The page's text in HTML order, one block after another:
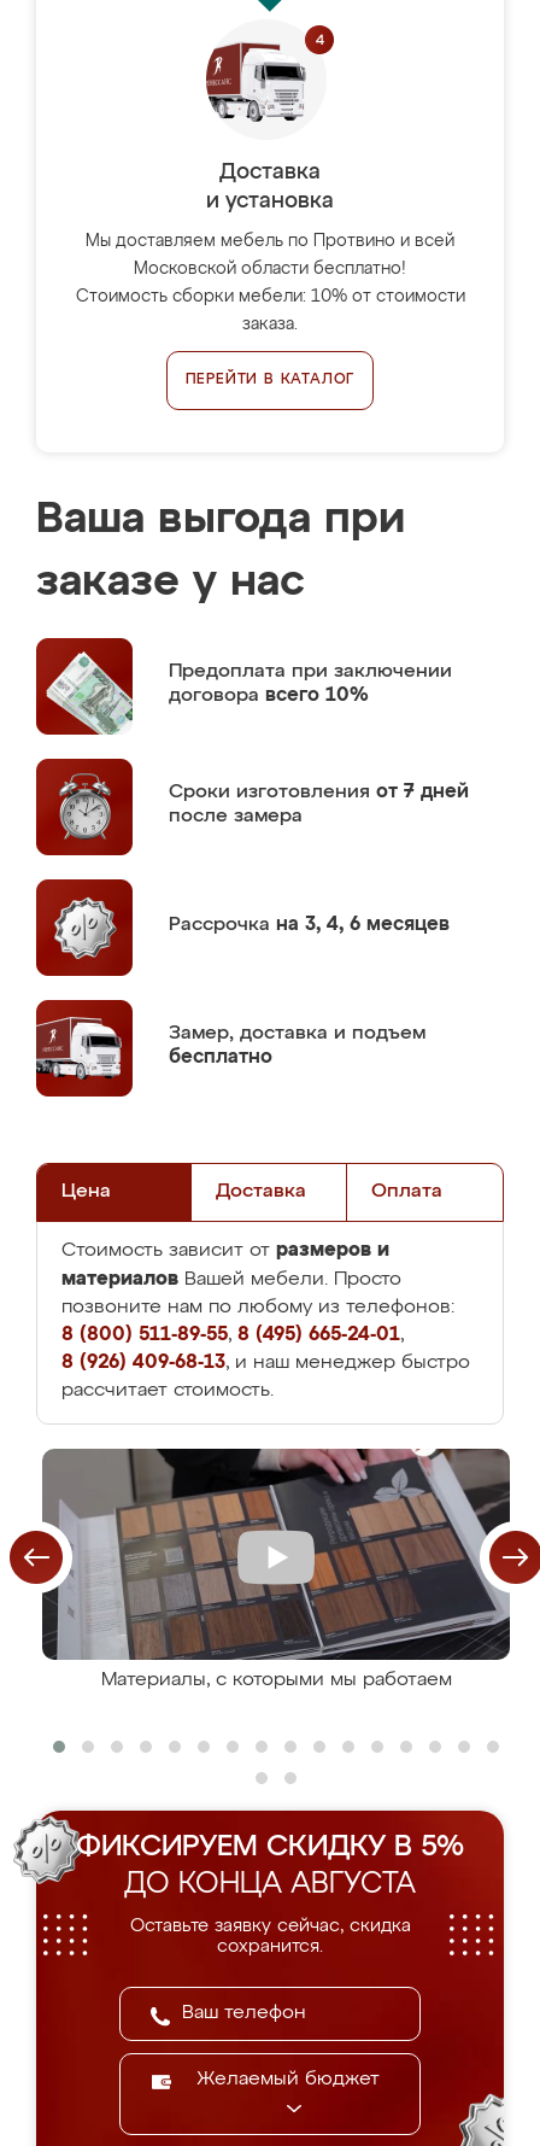
Доставка
и установка
Мы доставляем мебель по Протвино и всей
Московской области бесплатно!
Стоимость сборки мебели: 10% от стоимости
заказа.
ПЕРЕЙТИ В КАТАЛОГ
Ваша выгода при
заказе у нас
Предоплата при заключении
договора всего 10%
Сроки изготовления от 7 дней
после замера
Рассрочка на 3, 4, 6 месяцев
Замер, доставка и подъем
бесплатно
Цена Доставка Оплата
Стоимость зависит от размеров и
материалов Вашей мебели. Просто
позвоните нам по любому из телефонов:
8 (800) 511-89-55, 8 (495) 665-24-01,
8 (926) 409-68-13, и наш менеджер быстро
рассчитает стоимость.
Материалы, с которыми мы работаем
ФИКСИРУЕМ СКИДКУ В 5%
ДО КОНЦА АВГУСТА
Оставьте заявку сейчас, скидка
сохранится.
Желаемый бюджет